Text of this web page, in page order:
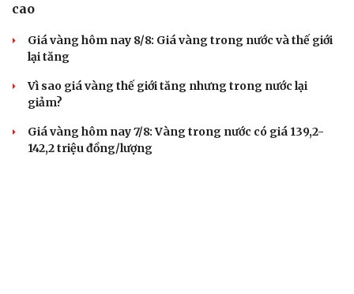
cao
Giá vàng hôm nay 8/8: Giá vàng trong nước và thế giới
lại tăng
Vì sao giá vàng thế giới tăng nhưng trong nước lại
giảm?
Giá vàng hôm nay 7/8: Vàng trong nước có giá 139,2-
142,2 triệu đồng/lượng